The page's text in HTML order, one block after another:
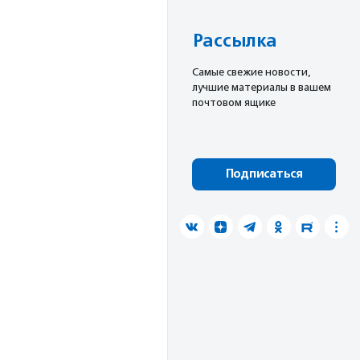
Рассылка
Cамые свежие новости,
лучшие материалы в вашем
почтовом ящике
Подписаться